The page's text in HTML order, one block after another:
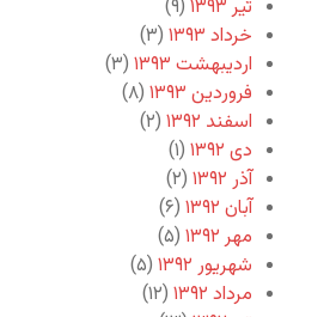
تیر ۱۳۹۳
(۹)
خرداد ۱۳۹۳
(۳)
اردیبهشت ۱۳۹۳
(۳)
فروردین ۱۳۹۳
(۸)
اسفند ۱۳۹۲
(۲)
دی ۱۳۹۲
(۱)
آذر ۱۳۹۲
(۲)
آبان ۱۳۹۲
(۶)
مهر ۱۳۹۲
(۵)
شهریور ۱۳۹۲
(۵)
مرداد ۱۳۹۲
(۱۲)